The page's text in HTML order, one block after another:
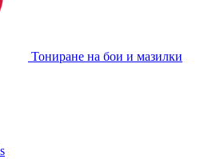
Тониране на бои и мазилки